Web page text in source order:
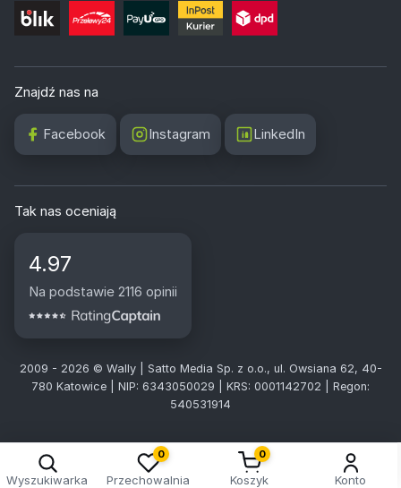
Znajdź nas na
Facebook Instagram LinkedIn
Tak nas oceniają
4.97
Na podstawie 2116 opinii
2009 - 2026 © Wally | Satto Media Sp. z o.o., ul. Owsiana 62, 40-
780 Katowice | NIP: 6343050029 | KRS: 0001142702 | Regon:
540531914
Wyszukiwarka
0
Przechowalnia
0
Koszyk Konto